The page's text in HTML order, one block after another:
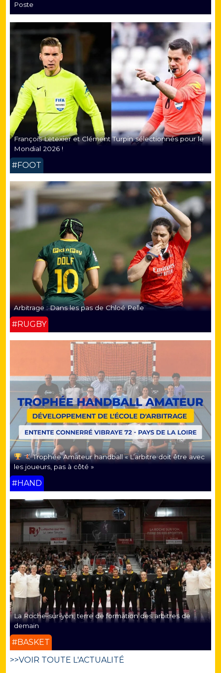
Poste
François Letexier et Clément Turpin sélectionnés pour le
Mondial 2026 !
#FOOT
Arbitrage : Dans les pas de Chloé Pelle
#RUGBY
Trophée Amateur handball « L’arbitre doit être avec
les joueurs, pas à côté »
#HAND
La Roche-sur-yon, terre de formation des arbitres de
demain
#BASKET
>>VOIR TOUTE L'ACTUALITÉ